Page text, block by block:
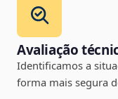
Avaliação
Identificamos a
forma mais segura